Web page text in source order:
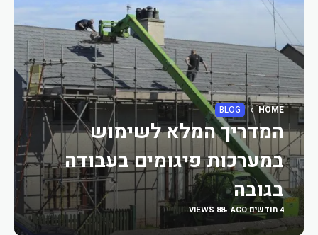
HOME
BLOG
המדריך המלא לשימוש
במערכות פיגומים בעבודה
בגובה
4 חודשים AGO 88 VIEWS